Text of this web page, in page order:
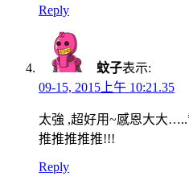
Reply
蚊子表示:
09-15, 2015上午 10:21.35
太強 ,超好用~感恩大大
推推推推推!!!
Reply